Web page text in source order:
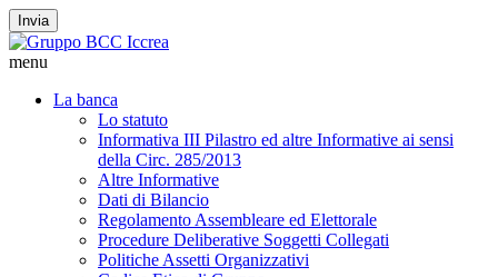
Invia
menu
La banca
Lo statuto
Informativa III Pilastro ed altre Informative ai sensi
della Circ. 285/2013
Altre Informative
Dati di Bilancio
Regolamento Assembleare ed Elettorale
Procedure Deliberative Soggetti Collegati
Politiche Assetti Organizzativi